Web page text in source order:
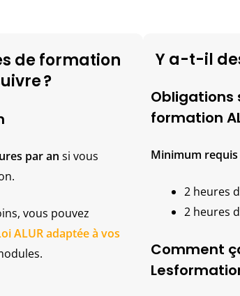
de formation
?
par an si vous
vous pouvez
ALUR adaptée à vos
Y a-t-il
Obligations
formation
Minimum requis
2 heures
2 heures
Comment